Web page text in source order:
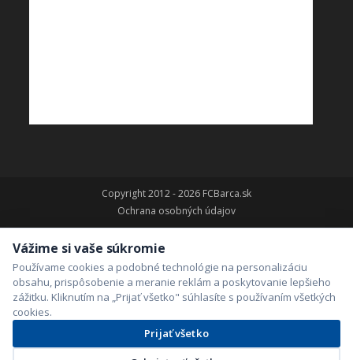
Copyright 2012 - 2026 FCBarca.sk
Ochrana osobných údajov
Vážime si vaše súkromie
Používame cookies a podobné technológie na personalizáciu
obsahu, prispôsobenie a meranie reklám a poskytovanie lepšieho
zážitku. Kliknutím na „Prijať všetko" súhlasíte s používaním všetkých
cookies.
Prijať všetko